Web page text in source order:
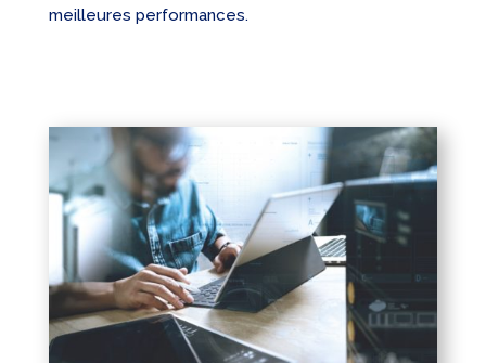
meilleures performances.